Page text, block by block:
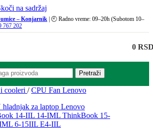
na sadržaj
– Konjarnik | 🕘 Radno vreme: 09–20h (Subotom 10–
767 202
0
Pretraži
cooleri / CPU Fan Lenovo